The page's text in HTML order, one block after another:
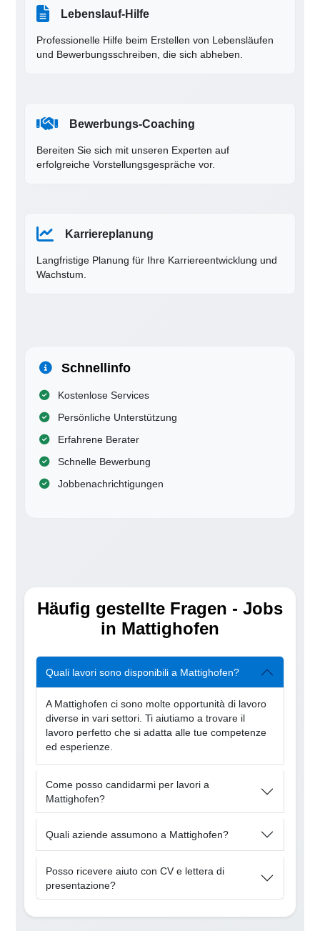
Lebenslauf-Hilfe
Professionelle Hilfe beim Erstellen von Lebensläufen
und Bewerbungsschreiben, die sich abheben.
Bewerbungs-Coaching
Bereiten Sie sich mit unseren Experten auf
erfolgreiche Vorstellungsgespräche vor.
Karriereplanung
Langfristige Planung für Ihre Karriereentwicklung und
Wachstum.
Schnellinfo
Kostenlose Services
Persönliche Unterstützung
Erfahrene Berater
Schnelle Bewerbung
Jobbenachrichtigungen
Häufig gestellte Fragen - Jobs
in Mattighofen
Quali lavori sono disponibili a Mattighofen?
A Mattighofen ci sono molte opportunità di lavoro
diverse in vari settori. Ti aiutiamo a trovare il
lavoro perfetto che si adatta alle tue competenze
ed esperienze.
Come posso candidarmi per lavori a
Mattighofen?
Quali aziende assumono a Mattighofen?
Posso ricevere aiuto con CV e lettera di
presentazione?